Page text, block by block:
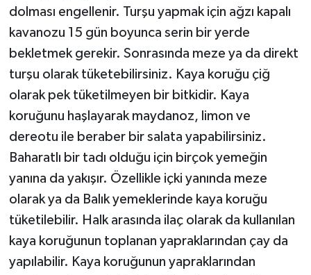
dolması engellenir. Turşu yapmak için ağzı kapalı
kavanozu 15 gün boyunca serin bir yerde
bekletmek gerekir. Sonrasında meze ya da direkt
turşu olarak tüketebilirsiniz. Kaya koruğu çiğ
olarak pek tüketilmeyen bir bitkidir. Kaya
koruğunu haşlayarak maydanoz, limon ve
dereotu ile beraber bir salata yapabilirsiniz.
Baharatlı bir tadı olduğu için birçok yemeğin
yanına da yakışır. Özellikle içki yanında meze
olarak ya da Balık yemeklerinde kaya koruğu
tüketilebilir. Halk arasında ilaç olarak da kullanılan
kaya koruğunun toplanan yapraklarından çay da
yapılabilir. Kaya koruğunun yapraklarından